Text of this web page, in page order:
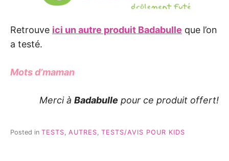
Retrouve ici un autre produit Badabulle que l’on
a testé.
Mots d’maman
Merci à Badabulle pour ce produit offert!
Posted in TESTS AUTRES TESTS/AVIS POUR KIDS